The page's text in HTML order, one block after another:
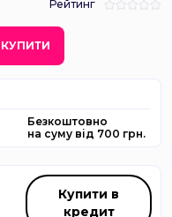
Рейтинг
КУПИТИ
Безкоштовно
на суму від 700 грн.
Купити в
кредит